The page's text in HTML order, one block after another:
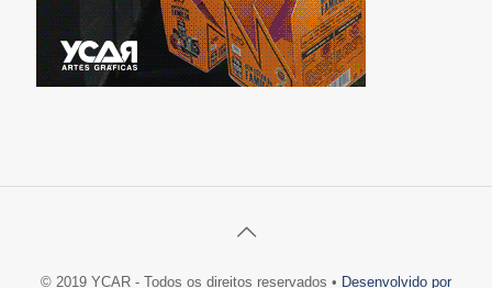
© 2019 YCAR - Todos os direitos reservados • Desenvolvido por